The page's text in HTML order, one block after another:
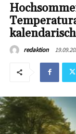
redaktion